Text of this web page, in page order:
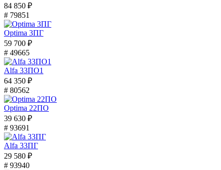
84 850 ₽
# 79851
Optima 3ПГ
59 700 ₽
# 49665
Alfa 33ПО1
64 350 ₽
# 80562
Optima 22ПО
39 630 ₽
# 93691
Alfa 33ПГ
29 580 ₽
# 93940